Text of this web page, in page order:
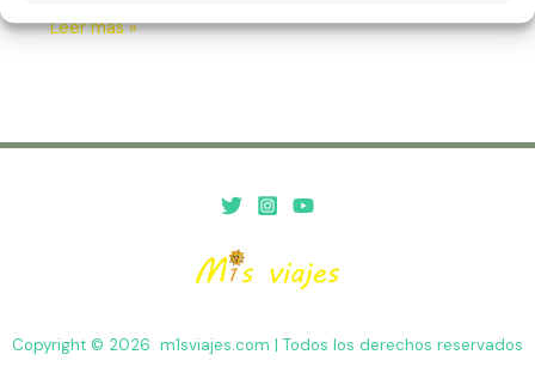
Leer más »
Copyright © 2026 m1sviajes.com | Todos los derechos reservados